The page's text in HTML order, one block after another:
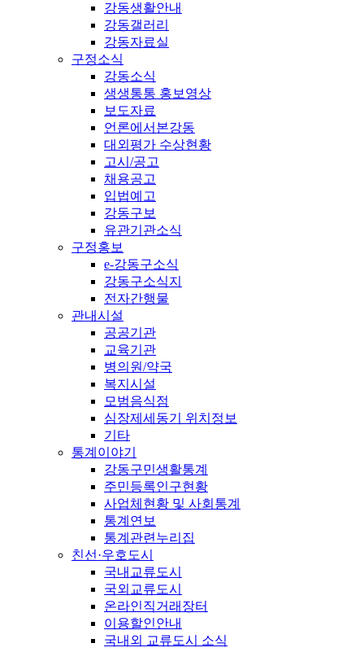
강동생활안내
강동갤러리
강동자료실
구정소식
강동소식
생생통통 홍보영상
보도자료
언론에서본강동
대외평가 수상현황
고시/공고
채용공고
입법예고
강동구보
유관기관소식
구정홍보
e-강동구소식
강동구소식지
전자간행물
관내시설
공공기관
교육기관
병의원/약국
복지시설
모범음식점
심장제세동기 위치정보
기타
통계이야기
강동구민생활통계
주민등록인구현황
사업체현황 및 사회통계
통계연보
통계관련누리집
친선·우호도시
국내교류도시
국외교류도시
온라인직거래장터
이용할인안내
국내외 교류도시 소식